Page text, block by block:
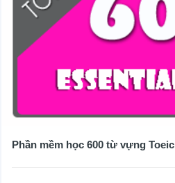
Phần mềm học 600 từ vựng